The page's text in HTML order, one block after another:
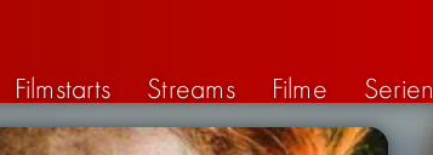
Filmstarts Streams Filme Serien